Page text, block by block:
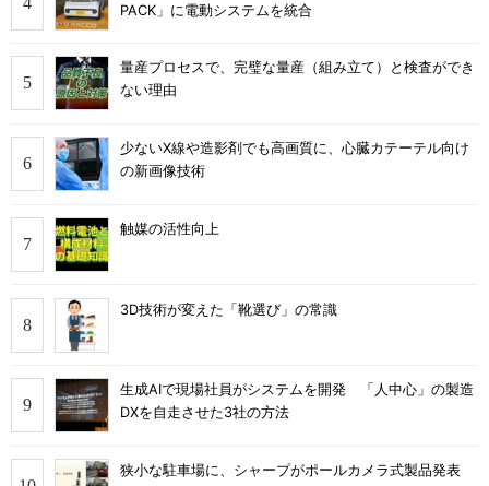
PACK」に電動システムを統合
量産プロセスで、完璧な量産（組み立て）と検査ができ
ない理由
少ないX線や造影剤でも高画質に、心臓カテーテル向け
の新画像技術
触媒の活性向上
3D技術が変えた「靴選び」の常識
生成AIで現場社員がシステムを開発 「人中心」の製造
DXを自走させた3社の方法
狭小な駐車場に、シャープがポールカメラ式製品発表